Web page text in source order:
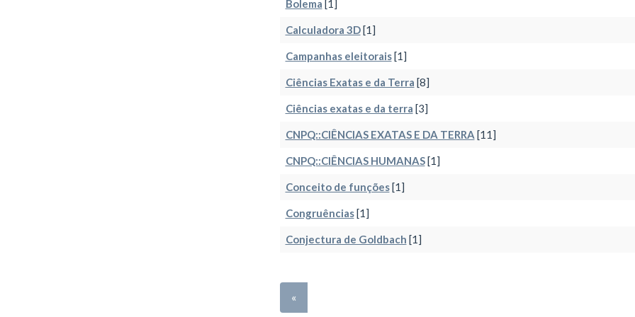
Bolema [1]
Calculadora 3D[1]
Campanhas eleitorais[1]
Ciências Exatas e da Terra [8]
Ciências exatas e da terra [3]
CNPQ::CIÊNCIAS EXATAS E DA TERRA [11]
CNPQ::CIÊNCIAS HUMANAS[1]
Conceito de funções[1]
Congruências[1]
Conjectura de Goldbach [1]
«